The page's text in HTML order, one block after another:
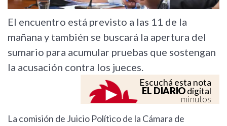
El encuentro está previsto a las 11 de la
mañana y también se buscará la apertura del
sumario para acumular pruebas que sostengan
la acusación contra los jueces.
Escuchá esta nota
EL DIARIOdigital
minutos
La comisión de Juicio Político de la Cámara de